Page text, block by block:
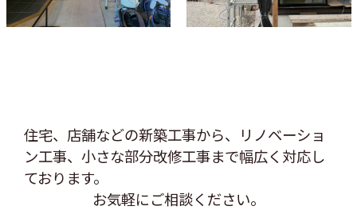
住宅、店舗などの新築工事から、リノベーショ
ン工事、 小さな部分改修工事まで幅広く対応し
ております。
お気軽にご相談ください。